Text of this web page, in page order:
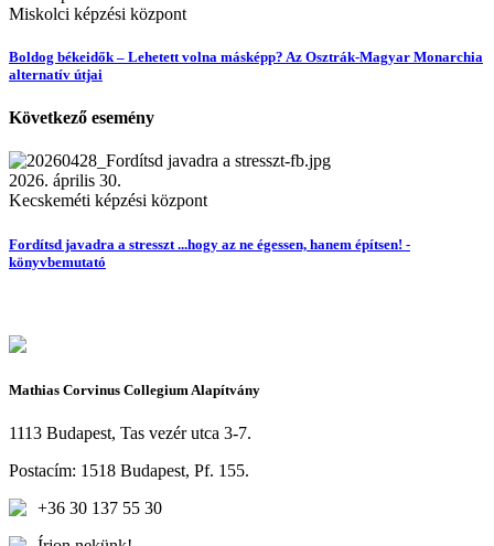
Miskolci képzési központ
Boldog békeidők – Lehetett volna másképp? Az Osztrák-Magyar Monarchia
alternatív útjai
Következő esemény
2026. április 30.
Kecskeméti képzési központ
Fordítsd javadra a stresszt ...hogy az ne égessen, hanem építsen! -
könyvbemutató
Mathias Corvinus Collegium Alapítvány
1113 Budapest, Tas vezér utca 3-7.
Postacím: 1518 Budapest, Pf. 155.
+36 30 137 55 30